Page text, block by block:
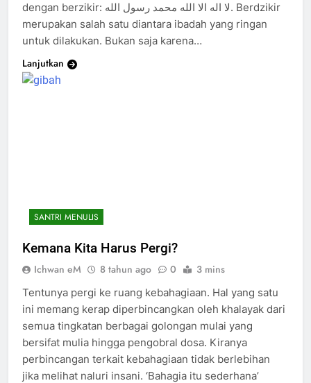
dengan berzikir: لا اله الا الله محمد رسول الله. Berdzikir
merupakan salah satu diantara ibadah yang ringan
untuk dilakukan. Bukan saja karena…
Lanjutkan
SANTRI MENULIS
Kemana Kita Harus Pergi?
Ichwan eM 8 tahun ago 0 3 mins
Tentunya pergi ke ruang kebahagiaan. Hal yang satu
ini memang kerap diperbincangkan oleh khalayak dari
semua tingkatan berbagai golongan mulai yang
bersifat mulia hingga pengobral dosa. Kiranya
perbincangan terkait kebahagiaan tidak berlebihan
jika melihat naluri insani. ‘Bahagia itu sederhana’